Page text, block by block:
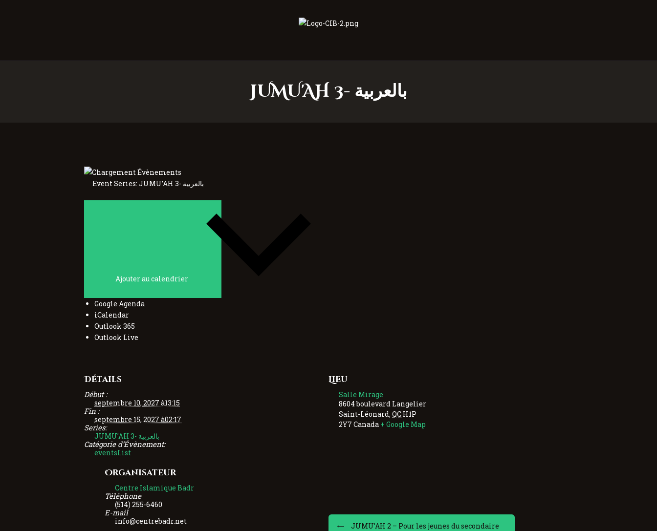
JUMU'AH 3- بالعربية
Event Series: JUMU’AH 3- بالعربية
Ajouter au calendrier
Google Agenda
iCalendar
Outlook 365
Outlook Live
Détails
Début :
septembre 10, 2027 à13:15
Fin :
septembre 15, 2027 à02:17
Series:
JUMU’AH 3- بالعربية
Catégorie d’Évènement:
eventsList
Organisateur
Centre Islamique Badr
Téléphone
(514) 255-6460
E-mail
info@centrebadr.net
Lieu
Salle Mirage
8604 boulevard Langelier
Saint-Léonard, QC H1P
2Y7 Canada + Google Map
JUMU’AH 2 – Pour les jeunes du secondaire